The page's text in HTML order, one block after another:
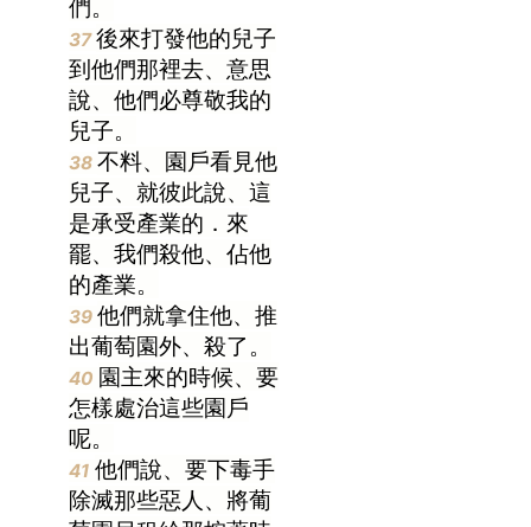
們。
37 後來打發他的兒子
到他們那裡去、意思
說、他們必尊敬我的
兒子。
38 不料、園戶看見他
兒子、就彼此說、這
是承受產業的．來
罷、我們殺他、佔他
的產業。
39 他們就拿住他、推
出葡萄園外、殺了。
40 園主來的時候、要
怎樣處治這些園戶
呢。
41 他們說、要下毒手
除滅那些惡人、將葡